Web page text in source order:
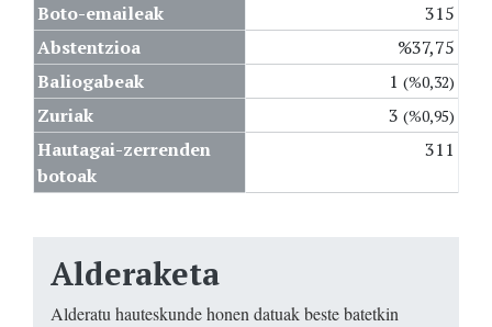
Boto-emaileak
315
Abstentzioa
%37,75
Baliogabeak
1 (%0,32)
Zuriak 3 (%0,95)
Hautagai-zerrenden
botoak
311
Alderaketa
Alderatu hauteskunde honen datuak beste batetkin